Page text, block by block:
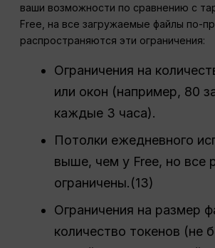
ваши возможности по сравнению с
Free, на все загружаемые файлы по-
распространяются эти ограничения:
Ограничения на
или окон (например, 80
каждые 3 часа).
Потолки ежедневного
выше, чем у Free, но все
ограничены.(13)
Ограничения на размер
количество токенов (не